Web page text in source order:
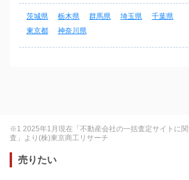
茨城県 栃木県 群馬県 埼玉県
千葉県
東京都
神奈川県
※1 2025年1月現在「不動産会社の一括査定サイトに
査」より(株)東京商工リサーチ
売りたい